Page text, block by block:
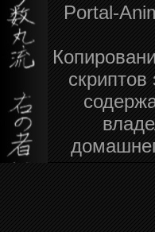
Portal-